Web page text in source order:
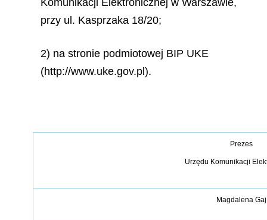
przy ul. Kasprzaka 18/20;
2) na stronie podmiotowej BIP UKE
(http://www.uke.gov.pl).
Prezes
Urzędu Komunikacji
Magdalena Gaj